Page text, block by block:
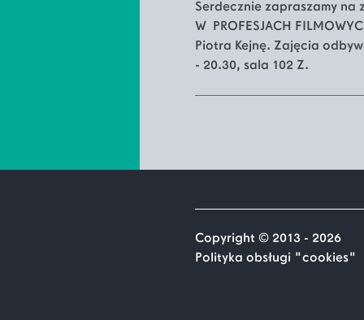
Serdecznie zapraszamy na
W PROFESJACH
Piotra Kejnę. Zajęcia
- 20.30, sala 102 Z.
Copyright © 2013 - 2026
Polityka obsługi "cookies"